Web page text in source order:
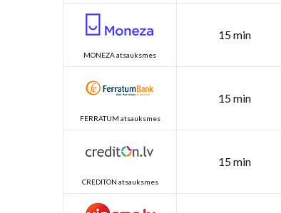
MONEZA atsauksmes
15 min
FERRATUM atsauksmes
15 min
CREDITON atsauksmes
15 min